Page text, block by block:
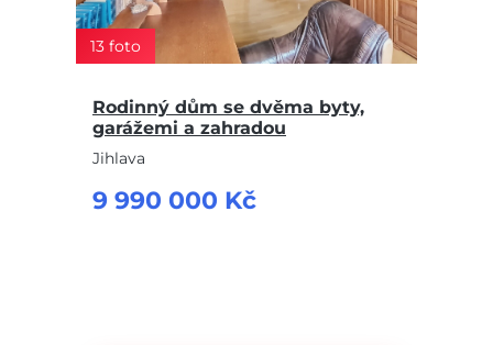
13 foto
Rodinný dům se dvěma byty,
garážemi a zahradou
Jihlava
9 990 000 Kč